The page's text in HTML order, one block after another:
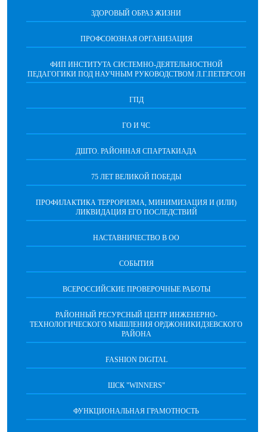
ЗДОРОВЫЙ ОБРАЗ ЖИЗНИ
ПРОФСОЮЗНАЯ ОРГАНИЗАЦИЯ
ФИП ИНСТИТУТА СИСТЕМНО-ДЕЯТЕЛЬНОСТНОЙ
ПЕДАГОГИКИ ПОД НАУЧНЫМ РУКОВОДСТВОМ Л.Г.ПЕТЕРСОН
ГПД
ГО И ЧС
ДШТО. РАЙОННАЯ СПАРТАКИАДА
75 ЛЕТ ВЕЛИКОЙ ПОБЕДЫ
ПРОФИЛАКТИКА ТЕРРОРИЗМА, МИНИМИЗАЦИЯ И (ИЛИ)
ЛИКВИДАЦИЯ ЕГО ПОСЛЕДСТВИЙ
НАСТАВНИЧЕСТВО В ОО
СОБЫТИЯ
ВСЕРОССИЙСКИЕ ПРОВЕРОЧНЫЕ РАБОТЫ
РАЙОННЫЙ РЕСУРСНЫЙ ЦЕНТР ИНЖЕНЕРНО-
ТЕХНОЛОГИЧЕСКОГО МЫШЛЕНИЯ ОРДЖОНИКИДЗЕВСКОГО
РАЙОНА
FASHION DIGITAL
ШСК "WINNERS"
ФУНКЦИОНАЛЬНАЯ ГРАМОТНОСТЬ